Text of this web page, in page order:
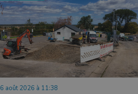
6 août 2026 à 11:38